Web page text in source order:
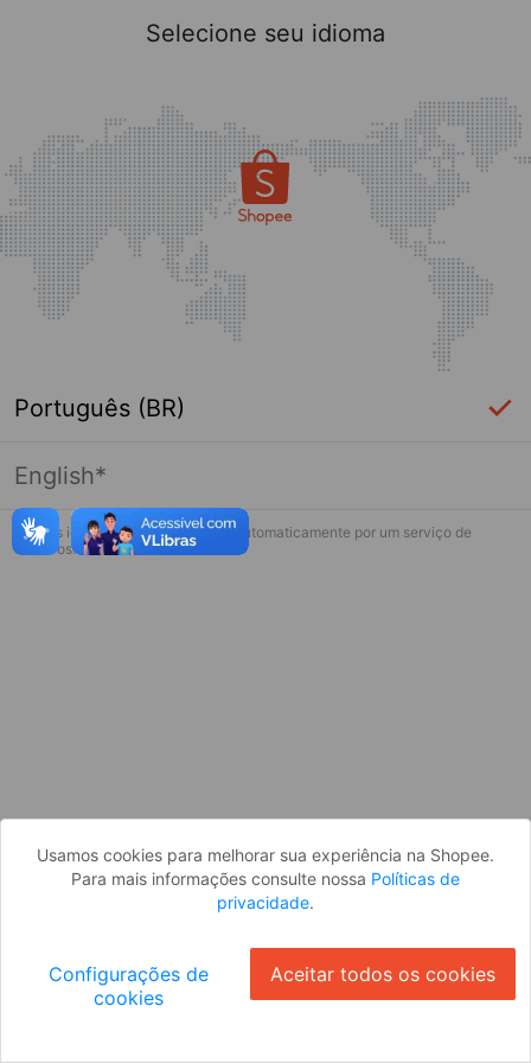
Página indisponível
Desculpe, algo deu errado. Faça login
Selecione seu idioma
Português (BR)
English*
* Esses idiomas serão traduzidos automaticamente por um serviço de
terceiros.
Usamos cookies para melhorar sua experiência na Shopee.
Para mais informações consulte nossa Políticas de
privacidade.
Configurações de
cookies
Aceitar todos os cookies